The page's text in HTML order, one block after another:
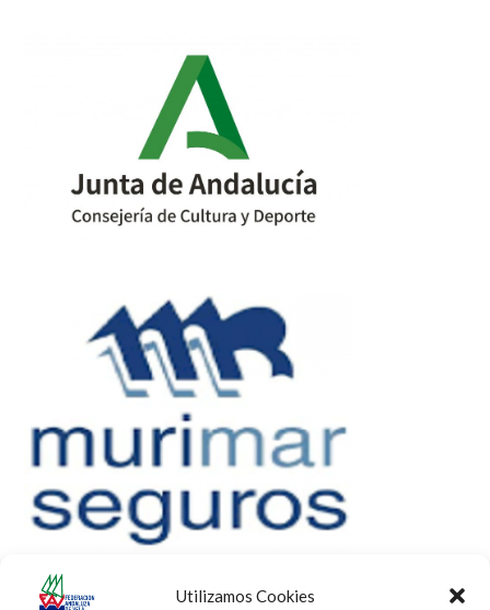
Utilizamos Cookies